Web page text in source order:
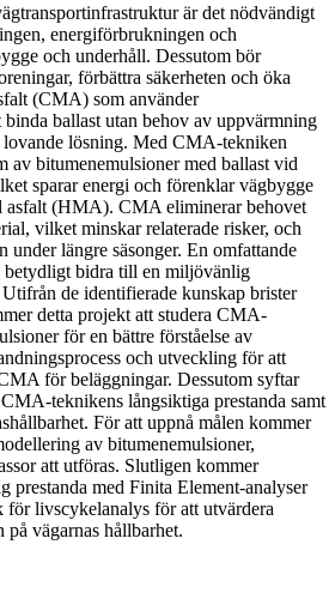
är det nödvändigt
energiförbrukningen och
och underhåll. Dessutom bör
förbättra säkerheten och öka
(CMA) som använder
ballast utan behov av uppvärmning
lösning. Med CMA-tekniken
av bitumenemulsioner med ballast vid
sparar energi och förenklar vägbygge
asfalt (HMA). CMA eliminerar behovet
vilket minskar relaterade risker, och
längre säsonger. En omfattande
bidra till en miljövänlig
de identifierade kunskap brister
detta projekt att studera CMA-
för en bättre förståelse av
och utveckling för att
för beläggningar. Dessutom syftar
teknikens långsiktiga prestanda samt
För att uppnå målen kommer
av bitumenemulsioner,
att utföras. Slutligen kommer
prestanda med Finita Element-analyser
för livscykelanalys för att utvärdera
vägarnas hållbarhet.